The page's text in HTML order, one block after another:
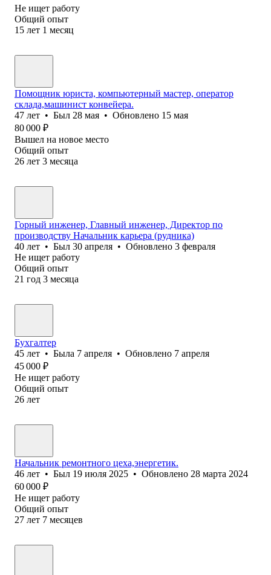
Не ищет работу
Общий опыт
15 лет 1 месяц
Помощник юриста, компьютерный мастер, оператор
склада,машинист конвейера.
47 лет • Был 28 мая • Обновлено 15 мая
80 000 ₽
Вышел на новое место
Общий опыт
26 лет 3 месяца
Горный инженер, Главный инженер, Директор по
производству Начальник карьера (рудника)
40 лет • Был 30 апреля • Обновлено 3 февраля
Не ищет работу
Общий опыт
21 год 3 месяца
Бухгалтер
45 лет • Была 7 апреля • Обновлено 7 апреля
45 000 ₽
Не ищет работу
Общий опыт
26 лет
Начальник ремонтного цеха,энергетик.
46 лет • Был 19 июля 2025 • Обновлено 28 марта 2024
60 000 ₽
Не ищет работу
Общий опыт
27 лет 7 месяцев